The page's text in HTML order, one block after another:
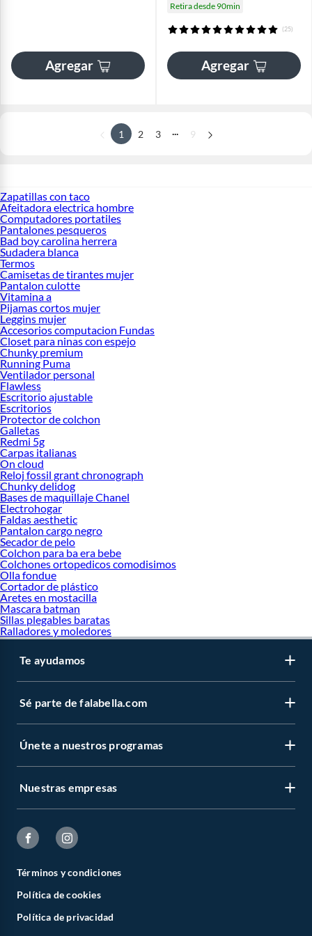
Agregar
Retira desde 90min
(25)
Agregar
1 2 3 9
Zapatillas con taco
Afeitadora electrica hombre
Computadores portatiles
Pantalones pesqueros
Bad boy carolina herrera
Sudadera blanca
Termos
Camisetas de tirantes mujer
Pantalon culotte
Vitamina a
Pijamas cortos mujer
Leggins mujer
Accesorios computacion Fundas
Closet para ninas con espejo
Chunky premium
Running Puma
Ventilador personal
Flawless
Escritorio ajustable
Escritorios
Protector de colchon
Galletas
Redmi 5g
Carpas italianas
On cloud
Reloj fossil grant chronograph
Chunky delidog
Bases de maquillaje Chanel
Electrohogar
Faldas aesthetic
Pantalon cargo negro
Secador de pelo
Colchon para ba era bebe
Colchones ortopedicos comodisimos
Olla fondue
Cortador de plástico
Aretes en mostacilla
Mascara batman
Sillas plegables baratas
Ralladores y moledores
Te ayudamos
Sé parte de falabella.com
Únete a nuestros programas
Nuestras empresas
Términos y condiciones
Política de cookies
Política de privacidad